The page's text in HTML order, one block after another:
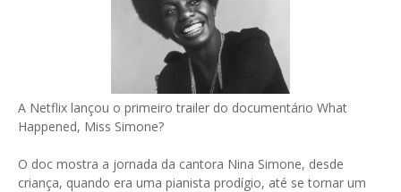
A Netflix lançou o primeiro trailer do documentário What
Happened, Miss Simone?
O doc mostra a jornada da cantora Nina Simone, desde
criança, quando era uma pianista prodígio, até se tornar um